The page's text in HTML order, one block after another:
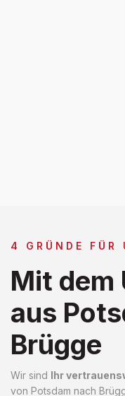
4 GRÜNDE FÜR
Mit dem
aus
Brügge
Wir sind Ihr
von Potsdam nach